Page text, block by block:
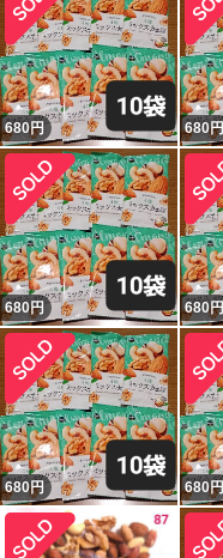
680円 680円
680円 680円
680円 680円